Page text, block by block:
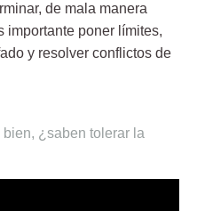
de mala manera
importante poner límites,
y resolver conflictos de
¿saben tolerar la